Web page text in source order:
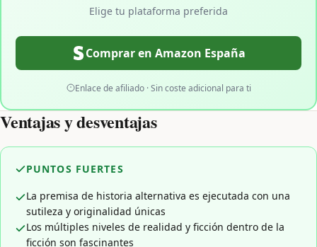
Elige tu plataforma preferida
Comprar en Amazon España
Enlace de afiliado · Sin coste adicional para ti
Ventajas y desventajas
PUNTOS FUERTES
La premisa de historia alternativa es ejecutada con una
sutileza y originalidad únicas
Los múltiples niveles de realidad y ficción dentro de la
ficción son fascinantes